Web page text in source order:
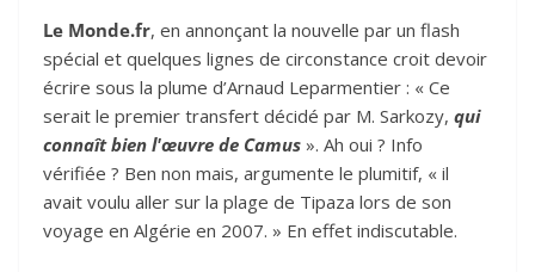
Le Monde.fr, en annonçant la nouvelle par un flash
spécial et quelques lignes de circonstance croit devoir
écrire sous la plume d’Arnaud Leparmentier : « Ce
serait le premier transfert décidé par M. Sarkozy, qui
connaît bien l'œuvre de Camus ». Ah oui ? Info
vérifiée ? Ben non mais, argumente le plumitif, « il
avait voulu aller sur la plage de Tipaza lors de son
voyage en Algérie en 2007. » En effet indiscutable.